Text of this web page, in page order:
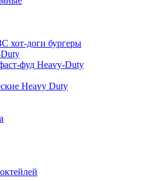
хот-доги бургеры
фуд Heavy-Duty
Heavy Duty